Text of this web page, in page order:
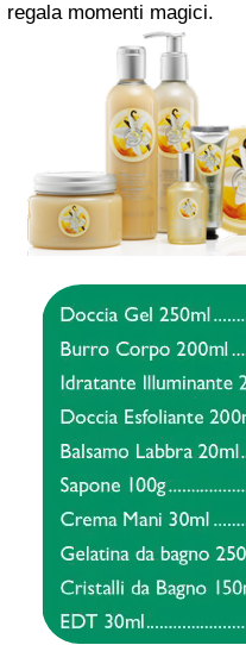
regala momenti magici.